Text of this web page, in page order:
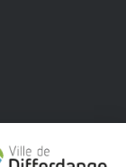
Store